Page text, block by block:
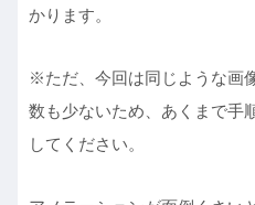
かります。
※ただ、今回は同じような画
数も少ないため、あくまで手
してください。